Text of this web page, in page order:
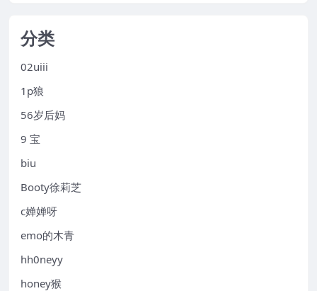
分类
02uiii
1p狼
56岁后妈
9 宝
biu
Booty徐莉芝
c婵婵呀
emo的木青
hh0neyy
honey猴